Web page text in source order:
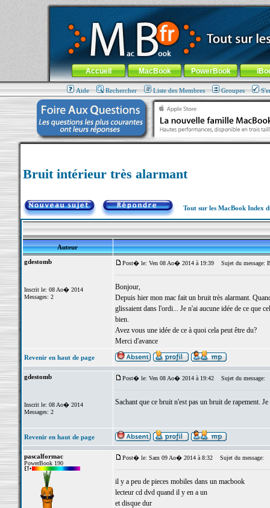
MacBook-fr.com : 100% Apple... 100% nomade !
Aller au contenu-Aller au menu général-Aller au menu de
Menu général
Accueil MacBook PowerBook
Aide Rechercher Liste des Membres Groupes
Bruit intérieur très alarmant
Tout sur les MacBook Index
Auteur
gdestomb
Inscrit le: 08 Ao� 2014
Messages: 2
Post� le: Ven 08 Ao� 2014 à 19:39 Sujet du message:
Bonjour,
Depuis hier mon mac fait un bruit très alarmant.
glissaient dans l'ordi... Je n'ai aucune idée de ce que
bien.
Avez vous une idée de ce à quoi cela peut être du?
Merci d'avance
Revenir en haut de page
gdestomb
Inscrit le: 08 Ao� 2014
Messages: 2
Post� le: Ven 08 Ao� 2014 à 19:42 Sujet du message:
Sachant que ce bruit n'est pas un bruit de rapement.
Revenir en haut de page
pascalformac
PowerBook 190
Post� le: Sam 09 Ao� 2014 à 8:32 Sujet du message:
il y a peu de pieces mobiles dans un macbook
lecteur cd dvd quand il y en a un
et disque dur